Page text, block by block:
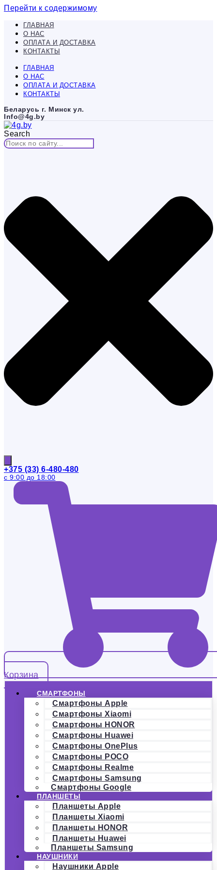
Перейти к содержимому
ГЛАВНАЯ
О НАС
ОПЛАТА И ДОСТАВКА
КОНТАКТЫ
ГЛАВНАЯ
О НАС
ОПЛАТА И ДОСТАВКА
КОНТАКТЫ
Беларусь г. Минск ул.
Info@4g.by
Search
+375 (33) 6-480-480
с 9:00 до 18:00
Корзина
СМАРТФОНЫ
Смартфоны Apple
Смартфоны Xiaomi
Смартфоны HONOR
Смартфоны Huawei
Смартфоны OnePlus
Смартфоны POCO
Смартфоны Realme
Смартфоны Samsung
Смартфоны Google
ПЛАНШЕТЫ
Планшеты Apple
Планшеты Xiaomi
Планшеты HONOR
Планшеты Huawei
Планшеты Samsung
НАУШНИКИ
Наушники Apple